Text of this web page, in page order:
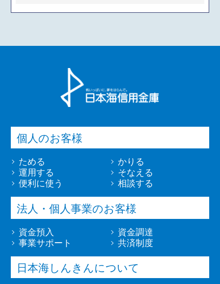
個人のお客様
ためる
かりる
運用する
そなえる
便利に使う
相談する
法人・個人事業のお客様
資金預入
資金調達
事業サポート
共済制度
日本海しんきんについて